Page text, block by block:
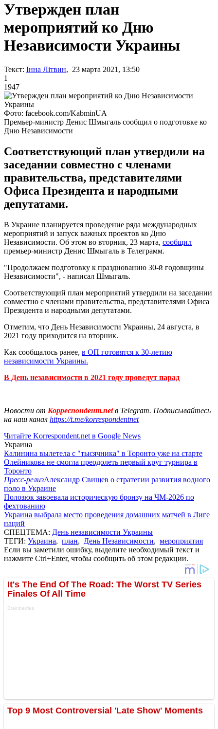
Утвержден план
мероприятий ко Дню
Независимости Украины
Текст: Інна Літвин, 23 марта 2021, 13:50
1
1947
Фото: facebook.com/KabminUA
Премьер-министр Денис Шмыгаль сообщил о подготовке ко
Дню Независимости
Соответствующий план утвердили на
заседании совместно с членами
правительства, представителями
Офиса Президента и народными
депутатами.
В Украине планируется проведение ряда международных
мероприятий и запуск важных проектов ко Дню
Независимости. Об этом во вторник, 23 марта, сообщил
премьер-министр Денис Шмыгаль в Телеграмм.
"Продолжаем подготовку к празднованию 30-й годовщины
Независимости", - написал Шмыгаль.
Соответствующий план мероприятий утвердили на заседании
совместно с членами правительства, представителями Офиса
Президента и народными депутатами.
Отметим, что День Независимости Украины, 24 августа, в
2021 году приходится на вторник.
Как сообщалось ранее, в ОП готовятся к 30-летию
независимости Украины.
В День независимости в 2021 году проведут парад
Новости от Корреспондент.netв Telegram. Подписывайтесь
на наш канал https://t.me/korrespondentnet
Читайте Korrespondent.net в Google News
Украина
Калинина вылетела с "тысячника" в Торонто уже на старте
Олейникова не смогла преодолеть первый круг турнира в
Торонто
Пресс-релизАлександр Свищев о стратегии развития водного
поло в Украине
Полозюк завоевала историческую бронзу на ЧМ-2026 по
фехтованию
Украина выбрала место проведения домашних матчей в Лиге
наций
СПЕЦТЕМА: День независимости Украины
ТЕГИ: Украина, план, День Независимости, мероприятия
Если вы заметили ошибку, выделите необходимый текст и
нажмите Ctrl+Enter, чтобы сообщить об этом редакции.